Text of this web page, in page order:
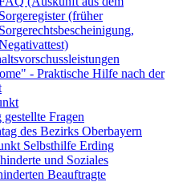
Sorgeregister (früher
Sorgerechtsbescheinigung,
- Praktische Hilfe nach der
Fragen
des Bezirks Oberbayern
Selbsthilfe Erding
und Soziales
Beauftragte